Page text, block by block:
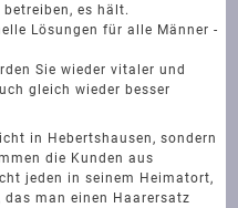
es hält.
Lösungen für alle Männer -
Sie wieder vitaler und
gleich wieder besser
in Hebertshausen, sondern
die Kunden aus
jeden in seinem Heimatort,
das man einen Haarersatz